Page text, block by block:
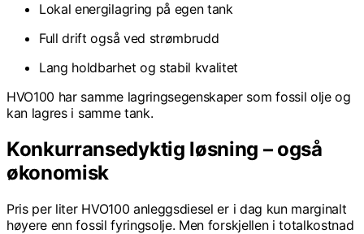
Lokal energilagring på egen tank
Full drift også ved strømbrudd
Lang holdbarhet og stabil kvalitet
HVO100 har samme lagringsegenskaper som fossil olje og
kan lagres i samme tank.
Konkurransedyktig løsning – også
økonomisk
Pris per liter HVO100 anleggsdiesel er i dag kun marginalt
høyere enn fossil fyringsolje. Men forskjellen i totalkostnad